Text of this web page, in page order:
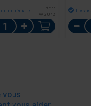
immédiate
REF:
WG042
Quantité
vous